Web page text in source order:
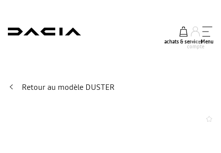
achats & services
mon
compte
Menu
Retour au modèle DUSTER